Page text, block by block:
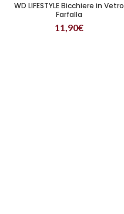
WD LIFESTYLE Bicchiere in Vetro
Farfalla
11,90€